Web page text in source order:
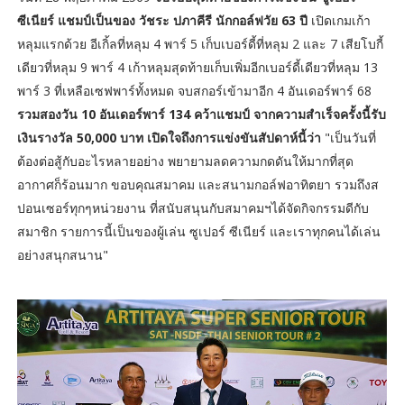
ซีเนียร์ แชมป์เป็นของ วัชระ ปภาคีรี นักกอล์ฟวัย 63 ปีเปิดเกมเก้า
หลุมแรกด้วย อีเกิ้ลที่หลุม 4 พาร์ 5 เก็บเบอร์ดี้ที่หลุม 2 และ 7 เสียโบกี้
เดียวที่หลุม 9 พาร์ 4 เก้าหลุมสุดท้ายเก็บเพิ่มอีกเบอร์ดี้เดียวที่หลุม 13
พาร์ 3 ที่เหลือเซฟพาร์ทั้งหมด จบสกอร์เข้ามาอีก 4 อันเดอร์พาร์ 68
รวมสองวัน 10 อันเดอร์พาร์ 134 คว้าแชมป์ จากความสำเร็จครั้งนี้รับ
เงินรางวัล 50,000 บาท เปิดใจถึงการแข่งขันสัปดาห์นี้ว่า "เป็นวันที่
ต้องต่อสู้กับอะไรหลายอย่าง พยายามลดความกดดันให้มากที่สุด
อากาศก็ร้อนมาก ขอบคุณสมาคม และสนามกอล์ฟอาทิตยา รวมถึงส
ปอนเซอร์ทุกๆหน่วยงาน ที่สนับสนุนกับสมาคมฯได้จัดกิจกรรมดีกับ
สมาชิก รายการนี้เป็นของผู้เล่น ซูเปอร์ ซีเนียร์ และเราทุกคนได้เล่น
อย่างสนุกสนาน"